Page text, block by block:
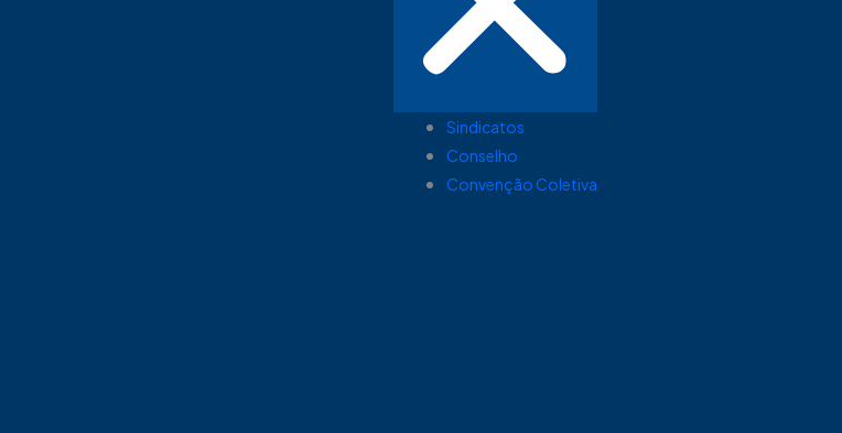
Sindicatos
Conselho
Convenção Coletiva